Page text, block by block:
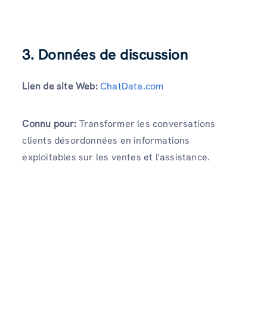
3. Données de discussion
Lien de site Web: ChatData.com
Connu pour: Transformer les conversations
clients désordonnées en informations
exploitables sur les ventes et l'assistance.